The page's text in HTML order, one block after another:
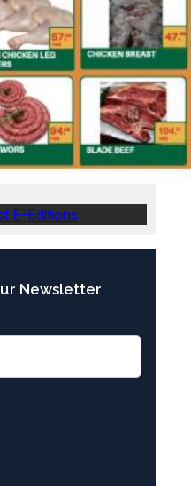
E-Editions
Newsletter